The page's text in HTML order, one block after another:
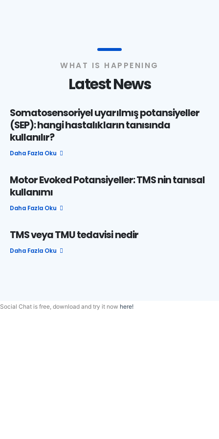
WHAT IS HAPPENING
Latest News
Somatosensoriyel uyarılmış potansiyeller
(SEP): hangi hastalıkların tanısında
kullanılır?
Daha Fazla Oku...
Motor Evoked Potansiyeller: TMS nin tanısal
kullanımı
Daha Fazla Oku...
TMS veya TMU tedavisi nedir
Daha Fazla Oku...
Social Chat is free, download and try it now here!